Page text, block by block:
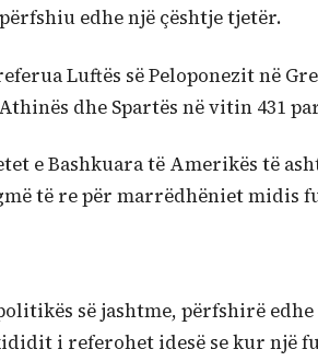
edhe një çështje tjetër.
Luftës së Peloponezit në
dhe Spartës në vitin 431
e Bashkuara të Amerikës të
të re për marrëdhëniet midis
së jashtme, përfshirë
i referohet idesë se kur një